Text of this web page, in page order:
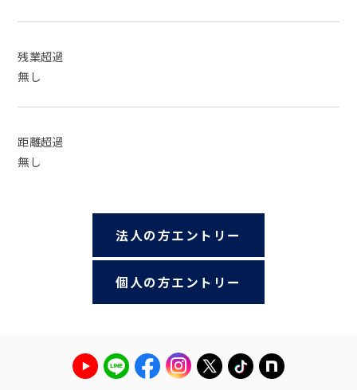
残業超過
無し
距離超過
無し
法人の方エントリー
個人の方エントリー